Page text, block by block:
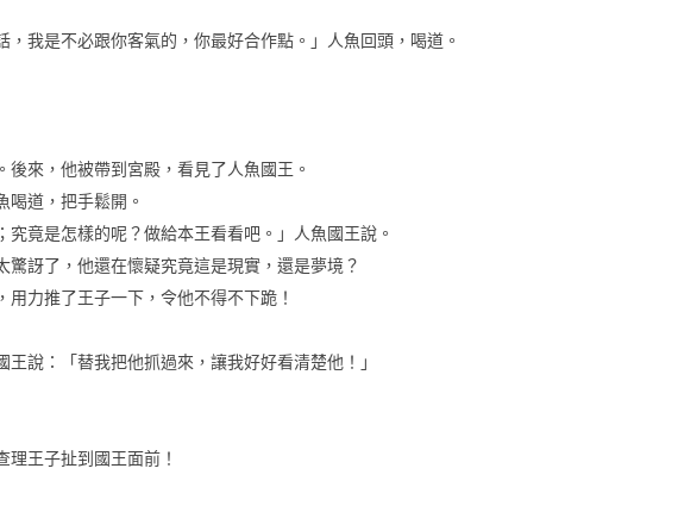
，我是不必跟你客氣的，你最好合作點。」人魚回頭，喝道。
後來， 他被帶到宮殿，看見了人魚國王。
喝道，把手鬆開。
究竟是怎樣的呢？做給本王看看吧。」人魚國王說。
訝了，他還在懷疑究竟這是現實，還是夢境？
用力推了王子一下，令他不得不下跪！
說：「替我把他抓過來，讓我好好看清楚他！」
王子扯到國王面前！